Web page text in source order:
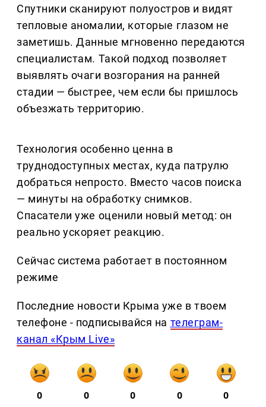
Спутники сканируют полуостров и видят
тепловые аномалии, которые глазом не
заметишь. Данные мгновенно передаются
специалистам. Такой подход позволяет
выявлять очаги возгорания на ранней
стадии — быстрее, чем если бы пришлось
объезжать территорию.
Технология особенно ценна в
труднодоступных местах, куда патрулю
добраться непросто. Вместо часов поиска
— минуты на обработку снимков.
Спасатели уже оценили новый метод: он
реально ускоряет реакцию.
Сейчас система работает в постоянном
режиме
Последние новости Крыма уже в твоем
телефоне - подписывайся на телеграм-
канал «Крым Live»
0 0 0 0 0